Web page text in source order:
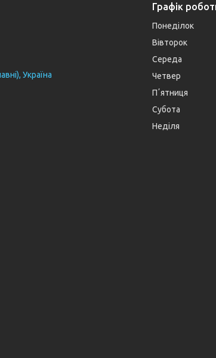
Україна
Графік
Понеділок
Вівторок
Середа
Четвер
Пʼятниця
Субота
Неділя